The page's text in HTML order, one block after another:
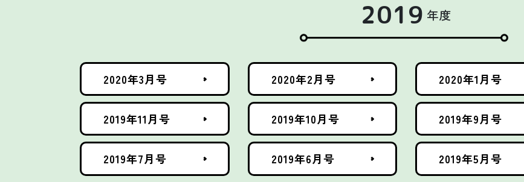
2019 年度
2020年3月号 2020年2月号 2020年1月号
2019年11月号 2019年10月号 2019年9月号
2019年7月号 2019年6月号 2019年5月号